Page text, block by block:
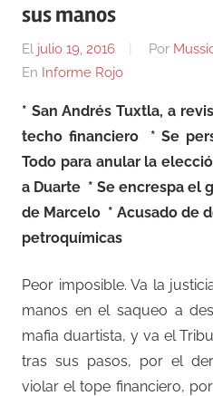
sus manos
El julio 19, 2016 Por
En Informe Rojo
* San Andrés Tuxtla, a
techo financiero
* Se
Todo para anular la
a Duarte * Se encrespa el
de Marcelo * Acusado de
petroquímicas
Peor imposible. Va la
manos en el saqueo a
mafia duartista, y va el
tras sus pasos, por el
violar el tope financiero,